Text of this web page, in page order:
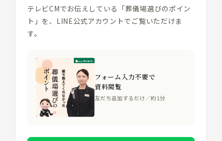
テレビCMでお伝えしている「葬儀場選びのポイン
ト」を、LINE公式アカウントでご覧いただけま
す。
フォーム入力不要で
資料閲覧
友だち追加するだけ／約1分